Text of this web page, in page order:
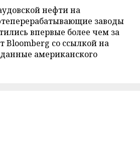
нефти на
заводы
впервые более чем за
Bloomberg со ссылкой на
американского